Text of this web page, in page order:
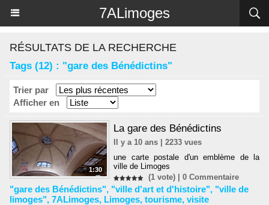
7ALimoges
RÉSULTATS DE LA RECHERCHE
Tags (12) : "gare des Bénédictins"
Trier par
Afficher en
1:30
La gare des Bénédictins
Il y a 10 ans | 2233 vues
une carte postale d'un emblème de la
ville de Limoges
(1 vote) |0 Commentaire
"gare des Bénédictins", "ville d'art et d'histoire", "ville de
limoges", 7ALimoges, Limoges, tourisme, visite